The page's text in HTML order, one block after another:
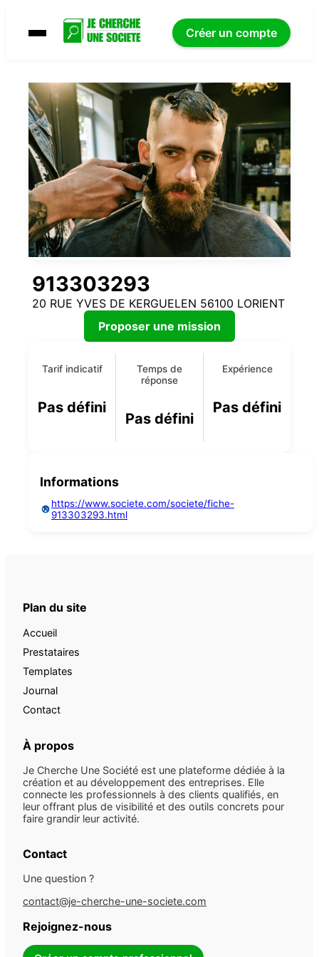
Créer un compte
913303293
20 RUE YVES DE KERGUELEN 56100 LORIENT
Proposer une mission
Tarif indicatif
Pas défini
Temps de
réponse
Pas défini
Expérience
Pas défini
Informations
https://www.societe.com/societe/fiche-
913303293.html
Plan du site
Accueil
Prestataires
Templates
Journal
Contact
À propos
Je Cherche Une Société est une plateforme dédiée à la
création et au développement des entreprises. Elle
connecte les professionnels à des clients qualifiés, en
leur offrant plus de visibilité et des outils concrets pour
faire grandir leur activité.
Contact
Une question ?
contact@je-cherche-une-societe.com
Rejoignez-nous